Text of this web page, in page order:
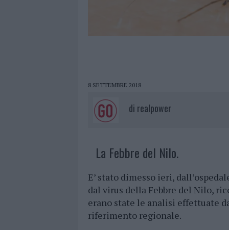
8 SETTEMBRE 2018
di realpower
La Febbre del Nilo.
E’ stato dimesso ieri,
dal virus della Febbre del Nilo,
erano state le analisi effettuate
riferimento regionale.